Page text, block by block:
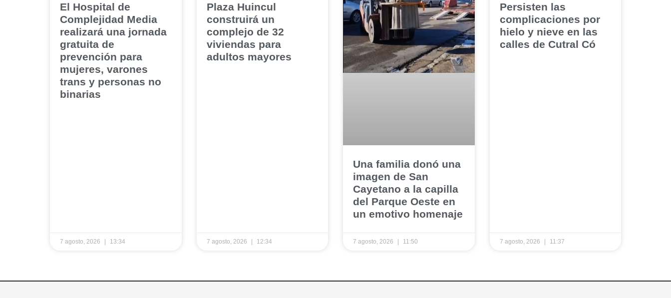
El Hospital de
Complejidad Media
realizará una jornada
gratuita de
prevención para
mujeres, varones
trans y personas no
binarias
7 agosto, 2026 13:34
Plaza Huincul
construirá un
complejo de 32
viviendas para
adultos mayores
7 agosto, 2026 12:34
Una familia donó una
imagen de San
Cayetano a la capilla
del Parque Oeste en
un emotivo homenaje
7 agosto, 2026 11:50
Persisten las
complicaciones por
hielo y nieve en las
calles de Cutral Có
7 agosto, 2026 11:37